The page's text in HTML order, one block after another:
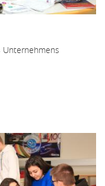
Unternehmens